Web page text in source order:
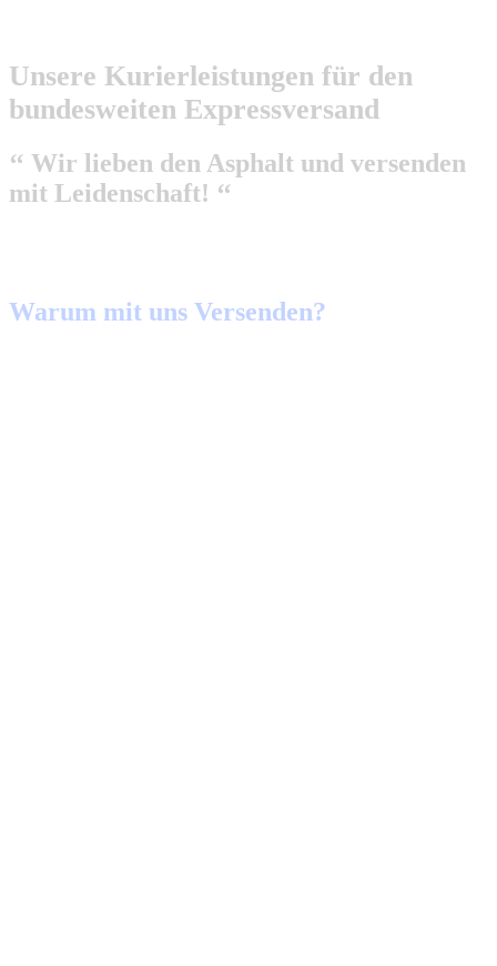
Unsere Kurierleistungen für den
bundesweiten Expressversand
‘‘ Wir lieben den Asphalt und versenden
mit Leidenschaft! ‘‘
Warum mit uns Versenden?